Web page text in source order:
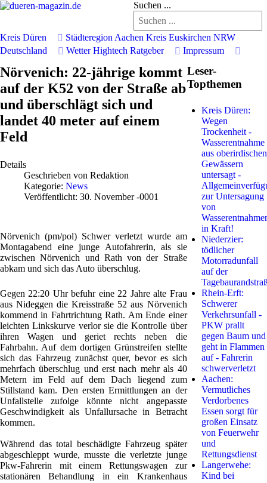
Suchen ...
Kreis Düren Städteregion Aachen Kreis Euskirchen NRW
Deutschland
Wetter Hightech Ratgeber Impressum
Nörvenich: 22-jährige kommt
auf der K52 von der Straße ab
und überschlägt sich und
landet 40 meter auf einem
Feld
Details
Geschrieben von Redaktion
Kategorie: News
Veröffentlicht: 30. November -0001
Nörvenich (pm/pol) Schwer verletzt wurde am
Montagabend eine junge Autofahrerin, als sie
zwischen Nörvenich und Rath von der Straße
abkam und sich das Auto überschlug.
Gegen 22:20 Uhr befuhr eine 22 Jahre alte Frau
aus Nideggen die Kreisstraße 52 aus Nörvenich
kommend in Fahrtrichtung Rath. Am Ende einer
leichten Linkskurve verlor sie die Kontrolle über
ihren Wagen und geriet rechts neben die
Fahrbahn. Auf dem dortigen Grünstreifen stellte
sich das Fahrzeug zunächst quer, bevor es sich
mehrfach überschlug und erst nach mehr als 40
Metern im Feld auf dem Dach liegend zum
Stillstand kam. Den ersten Ermittlungen an der
Unfallstelle zufolge könnte nicht angepasste
Geschwindigkeit als Unfallursache in Betracht
kommen.
Während das total beschädigte Fahrzeug später
abgeschleppt wurde, musste die verletzte junge
Pkw-Fahrerin mit einem Rettungswagen zur
stationären Behandlung in ein Krankenhaus
Leser-
Topthemen
Kreis Düren:
Wegen
Trockenheit -
Wasserentnahme
aus oberirdischen
Gewässern
untersagt -
zur Untersagung
von
in Kraft!
Niederzier:
tödlicher
Motorradunfall
auf der
Rhein-Erft:
Schwerer
Verkehrsunfall -
PKW prallt
gegen Baum und
geht in Flammen
auf - Fahrerin
schwerverletzt
Aachen:
Vermutliches
Verdorbenes
Essen sorgt für
großen Einsatz
von Feuerwehr
und
Rettungsdienst
Langerwehe:
Kind bei